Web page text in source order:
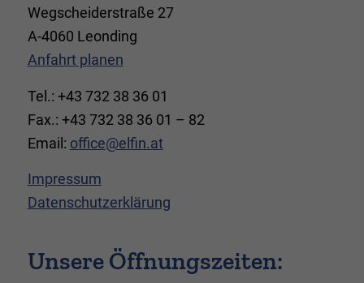
Wegscheiderstraße 27
A-4060 Leonding
Anfahrt planen
Tel.: +43 732 38 36 01
Fax.: +43 732 38 36 01 – 82
Email: office@elfin.at
Impressum
Datenschutzerklärung
Unsere Öffnungszeiten: